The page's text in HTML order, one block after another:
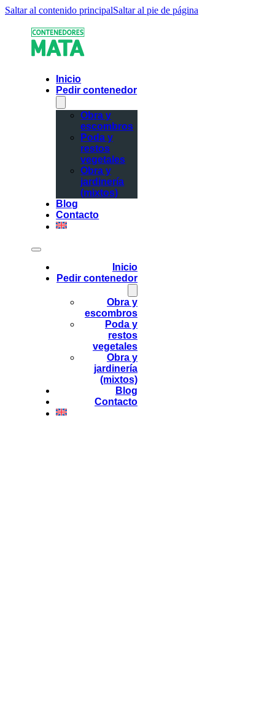
Saltar al contenido principalSaltar al pie de página
Inicio
Pedir contenedor
Obra y
escombros
Poda y
restos
vegetales
Obra y
jardinería
(mixtos)
Blog
Contacto
Inicio
Pedir contenedor
Obra y
escombros
Poda y
restos
vegetales
Obra y
jardinería
(mixtos)
Blog
Contacto